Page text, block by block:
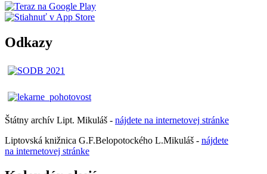
Odkazy
Štátny archív Lipt. Mikuláš - nájdete na internetovej stránke
Liptovská knižnica G.F.Belopotockého L.Mikuláš - nájdete
na internetovej stránke